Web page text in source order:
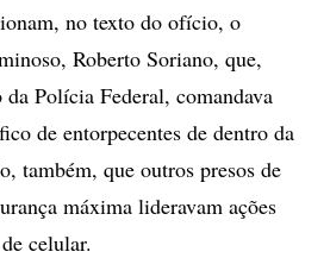
no texto do ofício, o
Roberto Soriano, que,
da Polícia Federal, comandava
de entorpecentes de dentro da
também, que outros presos de
máxima lideravam ações
celular.